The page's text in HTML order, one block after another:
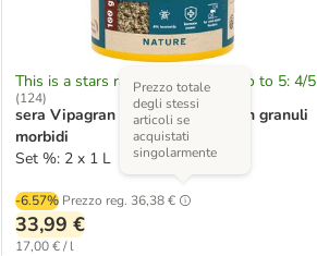
This is a stars rating area from zero to 5: 4/5
(124)
sera Vipagran Nature Mangime in granuli
morbidi
Set %: 2 x 1 L
-6.57% Prezzo reg. 36,38 €
Prezzo totale
degli stessi
articoli se
acquistati
singolarmente
33,99 €
17,00 € / l